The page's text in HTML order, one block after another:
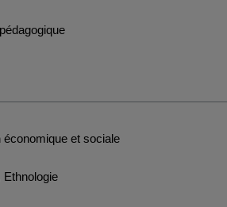
économique et sociale
Ethnologie